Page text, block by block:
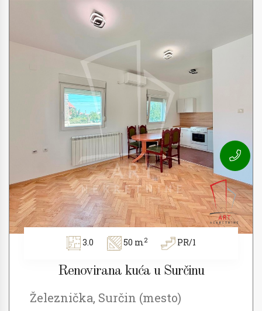
3.0 50 m2 PR/1
Renovirana kuća u Surčinu
Železnička, Surčin (mesto)